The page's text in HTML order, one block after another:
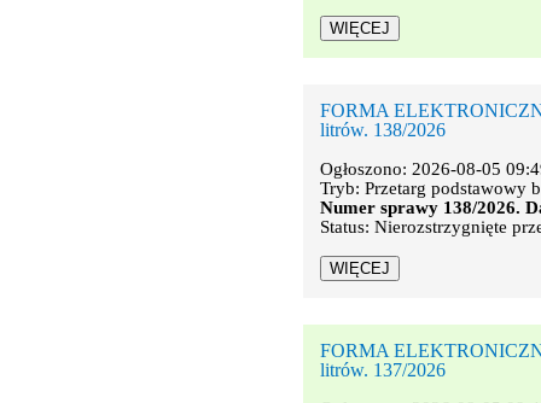
FORMA
litrów. 138/2026
Ogłoszono: 2026-08-05
Tryb: Przetarg podstawowy
Numer sprawy 138/2026.
Status: Nierozstrzygnięte
FORMA
litrów. 137/2026